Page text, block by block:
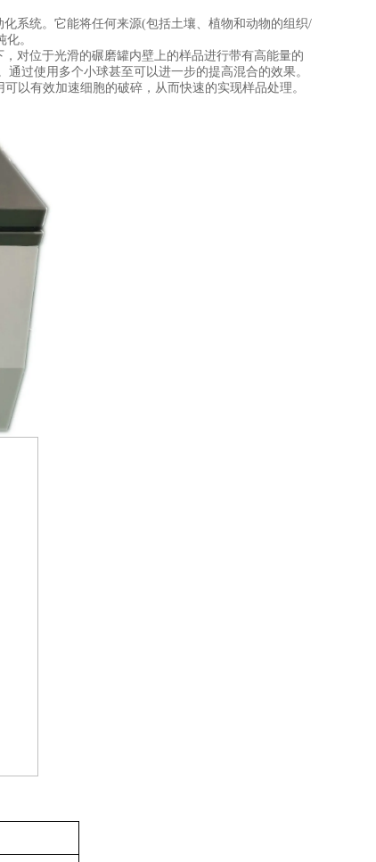
系统。它能将任何来源(包括土壤、植物和动物的组织/
。
对位于光滑的碾磨罐内壁上的样品进行带有高能量的
过使用多个小球甚至可以进一步的提高混合的效果。
以有效加速细胞的破碎，从而快速的实现样品处理。